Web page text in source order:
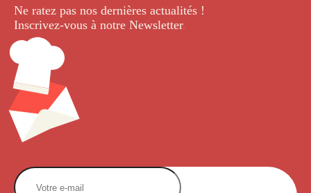
Ne ratez pas nos dernières actualités !
Inscrivez-vous à notre Newsletter.